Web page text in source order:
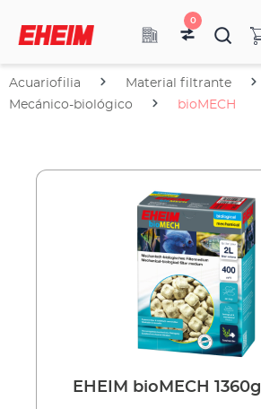
0
Acuariofilia
Material filtrante
Mecánico-biológico
bioMECH
EHEIM bioMECH 1360g